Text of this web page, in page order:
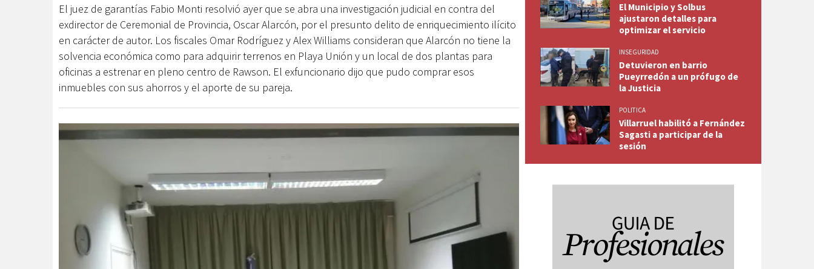
El juez de garantías Fabio Monti resolvió ayer que se abra una investigación judicial en contra del
exdirector de Ceremonial de Provincia, Oscar Alarcón, por el presunto delito de enriquecimiento ilícito
en carácter de autor. Los fiscales Omar Rodríguez y Alex Williams consideran que Alarcón no tiene la
solvencia económica como para adquirir terrenos en Playa Unión y un local de dos plantas para
oficinas a estrenar en pleno centro de Rawson. El exfuncionario dijo que pudo comprar esos
inmuebles con sus ahorros y el aporte de su pareja.
El Municipio y Solbus
ajustaron detalles para
optimizar el servicio
INSEGURIDAD
Detuvieron en barrio
Pueyrredón a un prófugo de
la Justicia
POLITICA
Villarruel habilitó a Fernández
Sagasti a participar de la
sesión